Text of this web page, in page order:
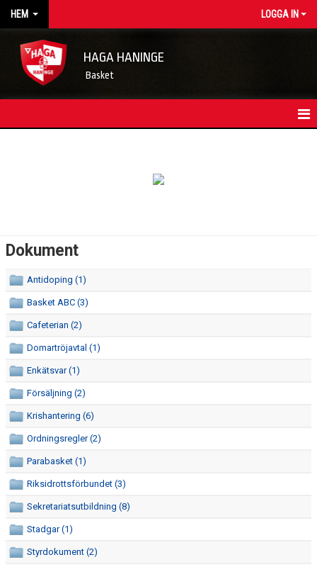
HEM LOGGA IN
HAGA HANINGE
Basket
STYRELSEN
ÅRSMÖTE
ANTIDOPING
REKRYTERING OCH ÖVERGÅNGAR
GÅVOKONTO
REHAB
Dokument
Antidoping (1)
Basket ABC (3)
Cafeterian (2)
Domartröjavtal (1)
Enkätsvar (1)
Försäljning (2)
Krishantering (6)
Ordningsregler (2)
Parabasket (1)
Riksidrottsförbundet (3)
Sekretariatsutbildning (8)
Stadgar (1)
Styrdokument (2)